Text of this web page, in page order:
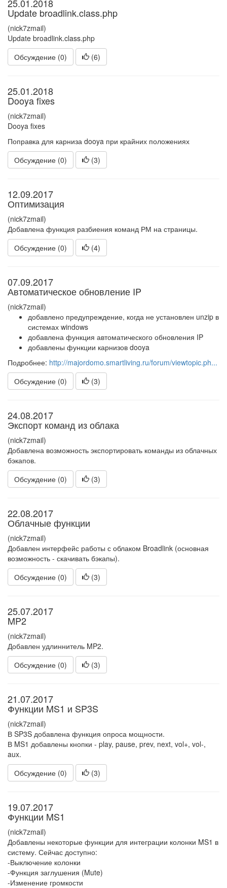
25.01.2018
Update broadlink.class.php
(nick7zmail)
Update broadlink.class.php
Обсуждение (0)
(6)
25.01.2018
Dooya fixes
(nick7zmail)
Dooya fixes
Поправка для карниза dooya при крайних положениях
Обсуждение (0)
(3)
12.09.2017
Оптимизация
(nick7zmail)
Добавлена функция разбиения команд РМ на страницы.
Обсуждение (0)
(4)
07.09.2017
Автоматическое обновление IP
(nick7zmail)
добавлено предупреждение, когда не установлен unzip в
системах windows
добавлена функция автоматического обновления IP
добавлены функции карнизов dooya
Подробнее: http://majordomo.smartliving.ru/forum/viewtopic.ph...
Обсуждение (0)
(3)
24.08.2017
Экспорт команд из облака
(nick7zmail)
Добавлена возможность экспортировать команды из облачных
бэкапов.
Обсуждение (0)
(3)
22.08.2017
Облачные функции
(nick7zmail)
Добавлен интерфейс работы с облаком Broadlink (основная
возможность - скачивать бэкапы).
Обсуждение (0)
(3)
25.07.2017
MP2
(nick7zmail)
Добавлен удлиннитель MP2.
Обсуждение (0)
(3)
21.07.2017
Функции MS1 и SP3S
(nick7zmail)
В SP3S добавлена функция опроса мощности.
В MS1 добавлены кнопки - play, pause, prev, next, vol+, vol-,
aux.
Обсуждение (0)
(3)
19.07.2017
Функции MS1
(nick7zmail)
Добавлены некоторые функции для интеграции колонки MS1 в
систему. Сейчас доступно:
-Выключение колонки
-Функция заглушения (Mute)
-Изменение громкости